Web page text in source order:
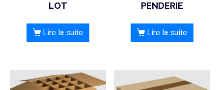
LOT
Lire la suite
PENDERIE
Lire la suite